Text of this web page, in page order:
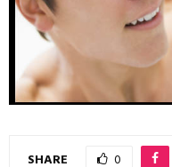
SHARE 0